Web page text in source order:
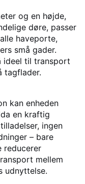
og en højde,
døre, passer
haveporte,
små gader.
ideel til transport
tagflader.
kan enheden
en kraftig
ingen
– bare
reducerer
mellem
udnyttelse.